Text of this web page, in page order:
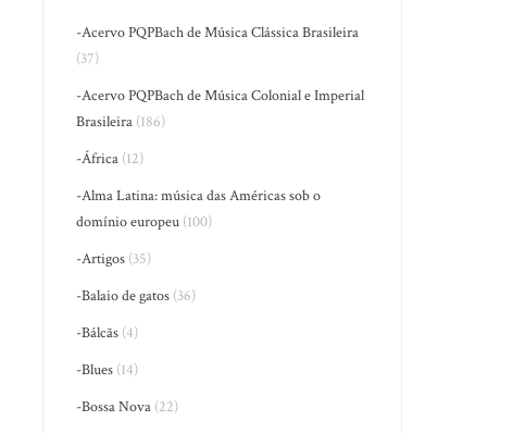
-Acervo PQPBach de Música Clássica Brasileira
(37)
-Acervo PQPBach de Música Colonial e Imperial
Brasileira (186)
-África (12)
-Alma Latina: música das Américas sob o
domínio europeu (100)
-Artigos (35)
-Balaio de gatos (36)
-Bálcãs (4)
-Blues (14)
-Bossa Nova (22)